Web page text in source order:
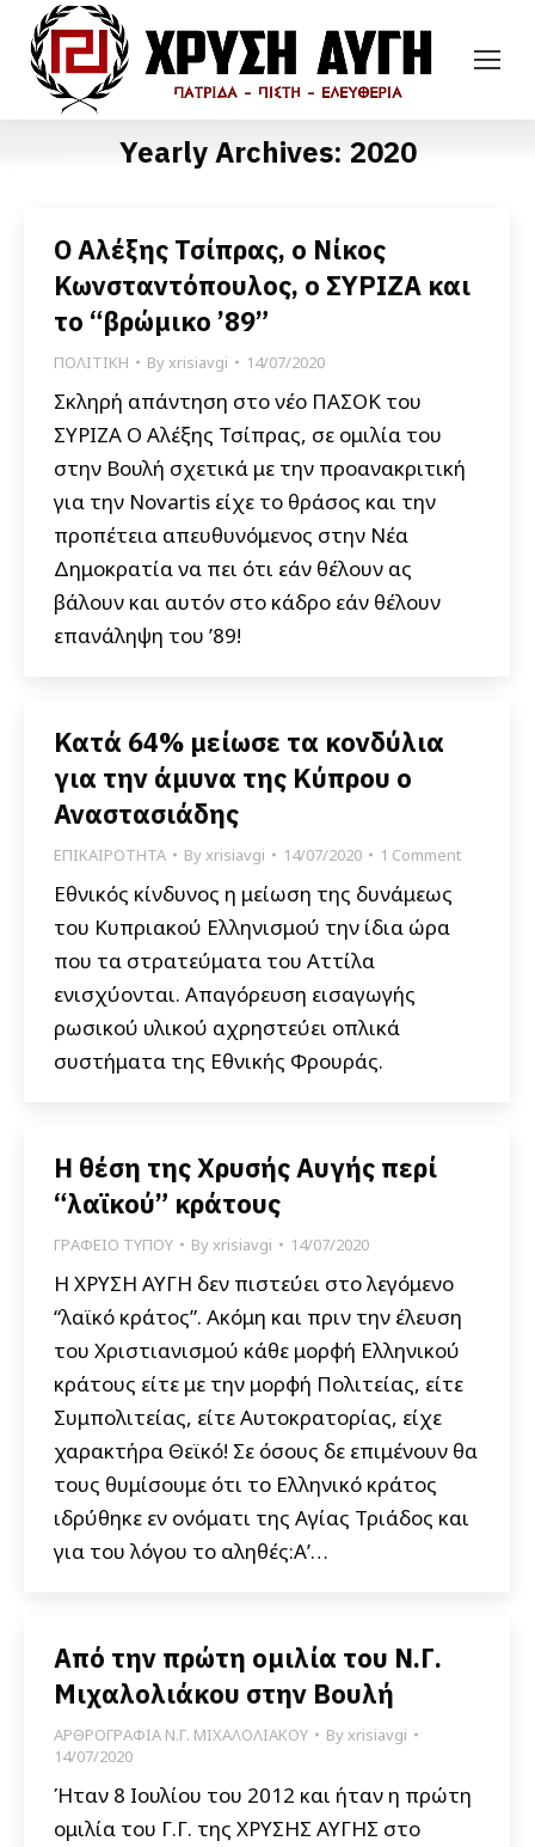
Yearly Archives: 2020
Ο Αλέξης Τσίπρας, ο Νίκος
Κωνσταντόπουλος, ο ΣΥΡΙΖΑ και
το “βρώμικο ’89”
ΠΟΛΙΤΙΚΗ Byxrisiavgi 14/07/2020
Σκληρή απάντηση στο νέο ΠΑΣΟΚ του
ΣΥΡΙΖΑ Ο Αλέξης Τσίπρας, σε ομιλία του
στην Βουλή σχετικά με την προανακριτική
για την Novartis είχε το θράσος και την
προπέτεια απευθυνόμενος στην Νέα
Δημοκρατία να πει ότι εάν θέλουν ας
βάλουν και αυτόν στο κάδρο εάν θέλουν
επανάληψη του ’89!
Κατά 64% μείωσε τα κονδύλια
για την άμυνα της Κύπρου ο
Αναστασιάδης
ΕΠΙΚΑΙΡΟΤΗΤΑ Byxrisiavgi 14/07/2020 1 Comment
Εθνικός κίνδυνος η μείωση της δυνάμεως
του Κυπριακού Ελληνισμού την ίδια ώρα
που τα στρατεύματα του Αττίλα
ενισχύονται. Απαγόρευση εισαγωγής
ρωσικού υλικού αχρηστεύει οπλικά
συστήματα της Εθνικής Φρουράς.
Η θέση της Χρυσής Αυγής περί
“λαϊκού” κράτους
ΓΡΑΦΕΙΟ ΤΥΠΟΥ Byxrisiavgi 14/07/2020
Η ΧΡΥΣΗ ΑΥΓΗ δεν πιστεύει στο λεγόμενο
“λαϊκό κράτος”. Ακόμη και πριν την έλευση
του Χριστιανισμού κάθε μορφή Ελληνικού
κράτους είτε με την μορφή Πολιτείας, είτε
Συμπολιτείας, είτε Αυτοκρατορίας, είχε
χαρακτήρα Θεϊκό! Σε όσους δε επιμένουν θα
τους θυμίσουμε ότι το Ελληνικό κράτος
ιδρύθηκε εν ονόματι της Αγίας Τριάδος και
για του λόγου το αληθές:Α’…
Από την πρώτη ομιλία του Ν.Γ.
Μιχαλολιάκου στην Βουλή
ΑΡΘΡΟΓΡΑΦΙΑ Ν.Γ. ΜΙΧΑΛΟΛΙΑΚΟΥ Byxrisiavgi
14/07/2020
Ήταν 8 Ιουλίου του 2012 και ήταν η πρώτη
ομιλία του Γ.Γ. της ΧΡΥΣΗΣ ΑΥΓΗΣ στο